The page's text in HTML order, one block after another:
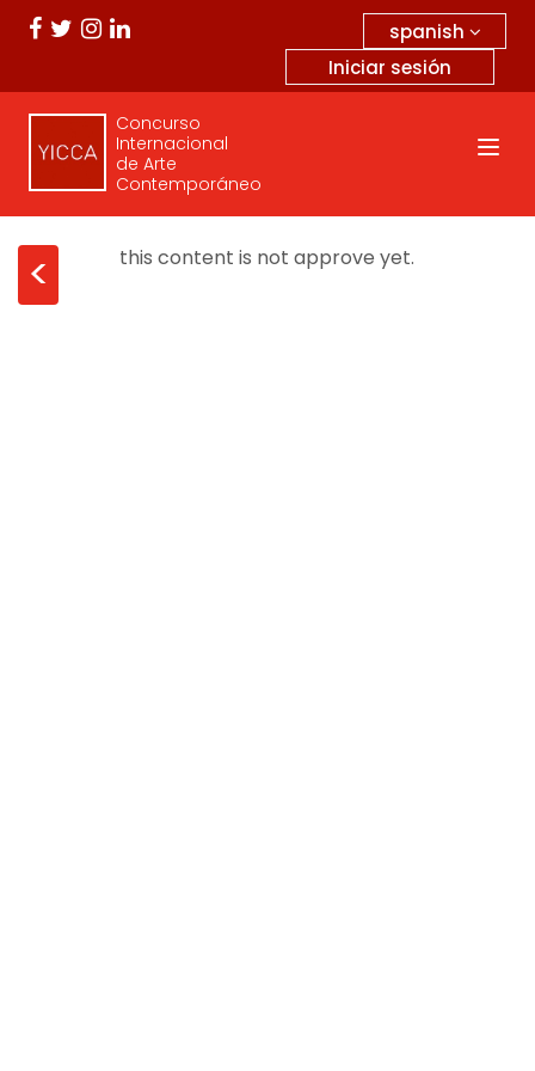
spanish
Iniciar sesión
Concurso
Internacional
de Arte
Contemporáneo
< this content is not approve yet.